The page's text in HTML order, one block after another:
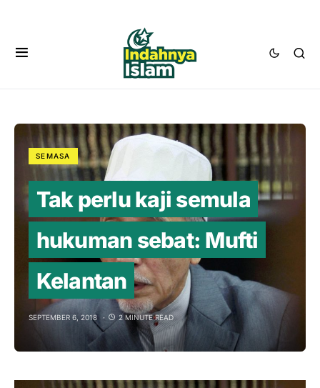
SEMASA
Tak perlu kaji semula
hukuman sebat: Mufti
Kelantan
SEPTEMBER 6, 2018 2 MINUTE READ